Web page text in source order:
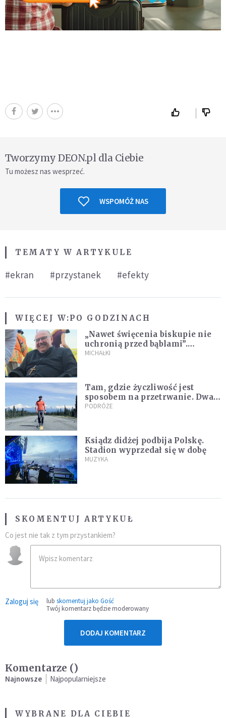
Tworzymy DEON.pl dla Ciebie
Tu możesz nas wesprzeć.
WSPOMÓŻ NAS
TEMATY W ARTYKULE
#ekran #przystanek #efekty
WIĘCEJ W:PO GODZINACH
„Nawet święcenia biskupie nie
uchronią przed bąblami”.
Archidiecezja pokazała
MICHAŁKI
Tam, gdzie życzliwość jest
sposobem na przetrwanie. Dwa
tygodnie na Alasce [REPORTAŻ]
PODRÓŻE
Ksiądz didżej podbija Polskę.
Stadion wyprzedał się w dobę
MUZYKA
SKOMENTUJ ARTYKUŁ
Co jest nie tak z tym przystankiem?
Zaloguj się lub skomentuj jako Gość
Twój komentarz będzie moderowany
DODAJ KOMENTARZ
Komentarze ()
Najnowsze Najpopularniejsze
WYBRANE DLA CIEBIE